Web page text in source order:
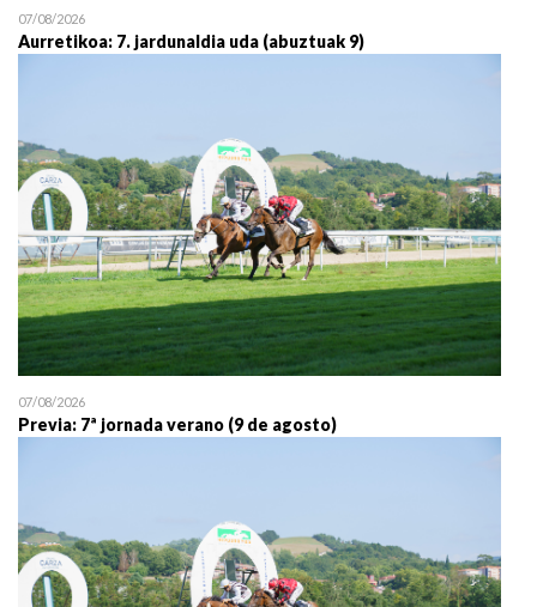
19/07 11:30 Uztailaren 19a / 19 de
07/08/2026
Aurretikoa: 7. jardunaldia uda (abuztuak 9)
07/08/2026
Previa: 7ª jornada verano (9 de agosto)